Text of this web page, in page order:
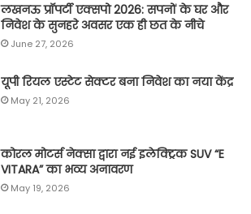
लखनऊ प्रॉपर्टी एक्सपो 2026: सपनों के घर और
निवेश के सुनहरे अवसर एक ही छत के नीचे
June 27, 2026
यूपी रियल एस्टेट सेक्टर बना निवेश का नया केंद्र
May 21, 2026
कोरल मोटर्स नेक्सा द्वारा नई इलेक्ट्रिक SUV “E
VITARA” का भव्य अनावरण
May 19, 2026